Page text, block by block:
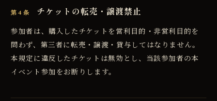
第4条 チケットの転売・譲渡禁止
参加者は、購入したチケットを営利目的・非営利目的を
問わず、第三者に転売・譲渡・貸与してはなりません。
本規定に違反したチケットは無効とし、当該参加者の本
イベント参加をお断りします。